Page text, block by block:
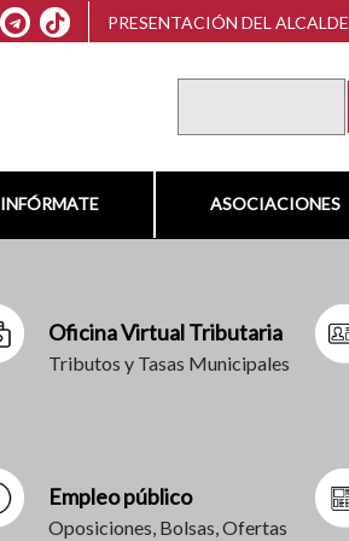
PRESENTACIÓN DEL ALCALDE
INFÓRMATE ASOCIACIONES
Oficina Virtual Tributaria
Tributos y Tasas Municipales
Empleo público
Oposiciones, Bolsas, Ofertas